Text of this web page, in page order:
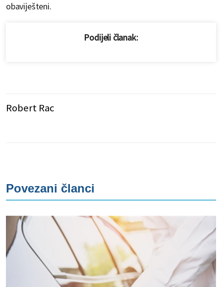
obaviješteni.
Podijeli članak:
Robert Rac
Povezani članci